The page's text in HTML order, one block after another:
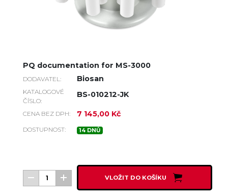
PQ documentation for MS-3000
DODAVATEL: Biosan
KATALOGOVÉ
ČÍSLO:
BS-010212-JK
CENA BEZ DPH: 7 145,00 Kč
DOSTUPNOST: 14 DNŮ
VLOŽIT DO KOŠÍKU